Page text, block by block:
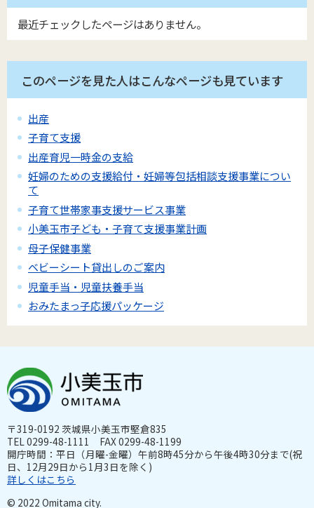
最近チェックしたページはありません。
このページを見た人はこんなページも見ています
出産
子育て支援
出産育児一時金の支給
妊婦のための支援給付・妊婦等包括相談支援事業につい
て
子育て世帯家事支援サービス事業
小美玉市子ども・子育て支援事業計画
母子保健事業
ベビーシート貸出しのご案内
児童手当・児童扶養手当
おみたまっ子応援パッケージ
〒319-0192 茨城県小美玉市堅倉835
TEL 0299-48-1111 FAX 0299-48-1199
開庁時間：平日（月曜-金曜）午前8時45分から午後4時30分まで(祝
日、12月29日から1月3日を除く)
詳しくはこちら
© 2022 Omitama city.